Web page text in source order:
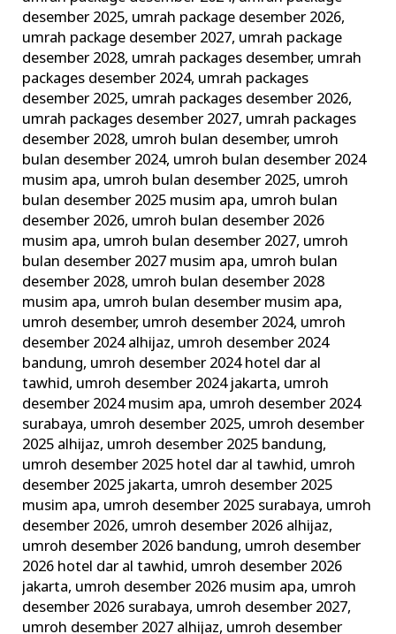
desember 2025, umrah package desember 2026,
umrah package desember 2027, umrah package
desember 2028, umrah packages desember, umrah
packages desember 2024, umrah packages
desember 2025, umrah packages desember 2026,
umrah packages desember 2027, umrah packages
desember 2028, umroh bulan desember, umroh
bulan desember 2024, umroh bulan desember 2024
musim apa, umroh bulan desember 2025, umroh
bulan desember 2025 musim apa, umroh bulan
desember 2026, umroh bulan desember 2026
musim apa, umroh bulan desember 2027, umroh
bulan desember 2027 musim apa, umroh bulan
desember 2028, umroh bulan desember 2028
musim apa, umroh bulan desember musim apa,
umroh desember, umroh desember 2024, umroh
desember 2024 alhijaz, umroh desember 2024
bandung, umroh desember 2024 hotel dar al
tawhid, umroh desember 2024 jakarta, umroh
desember 2024 musim apa, umroh desember 2024
surabaya, umroh desember 2025, umroh desember
2025 alhijaz, umroh desember 2025 bandung,
umroh desember 2025 hotel dar al tawhid, umroh
desember 2025 jakarta, umroh desember 2025
musim apa, umroh desember 2025 surabaya, umroh
desember 2026, umroh desember 2026 alhijaz,
umroh desember 2026 bandung, umroh desember
2026 hotel dar al tawhid, umroh desember 2026
jakarta, umroh desember 2026 musim apa, umroh
desember 2026 surabaya, umroh desember 2027,
umroh desember 2027 alhijaz, umroh desember